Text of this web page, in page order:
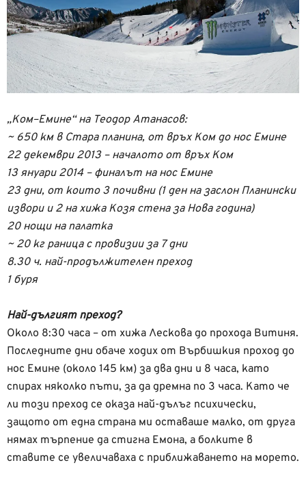
„Ком–Емине“ на Теодор Атанасов:
~ 650 км в Стара планина, от връх Ком до нос Емине
22 декември 2013 – началото от връх Ком
13 януари 2014 – финалът на нос Емине
23 дни, от които 3 почивни (1 ден на заслон Планински
извори и 2 на хижа Козя стена за Нова година)
20 нощи на палатка
~ 20 кг раница с провизии за 7 дни
8.30 ч. най-продължителен преход
1 буря
Най-дългият преход?
Около 8:30 часа – от хижа Лескова до прохода Витиня.
Последните дни обаче ходих от Върбишкия проход до
нос Емине (около 145 км) за два дни и 8 часа, като
спирах няколко пъти, за да дремна по 3 часа. Като че
ли този преход се оказа най-дълъг психически,
защото от една страна ми оставаше малко, от друга
нямах търпение да стигна Емона, а болките в
ставите се увеличаваха с приближаването на морето.